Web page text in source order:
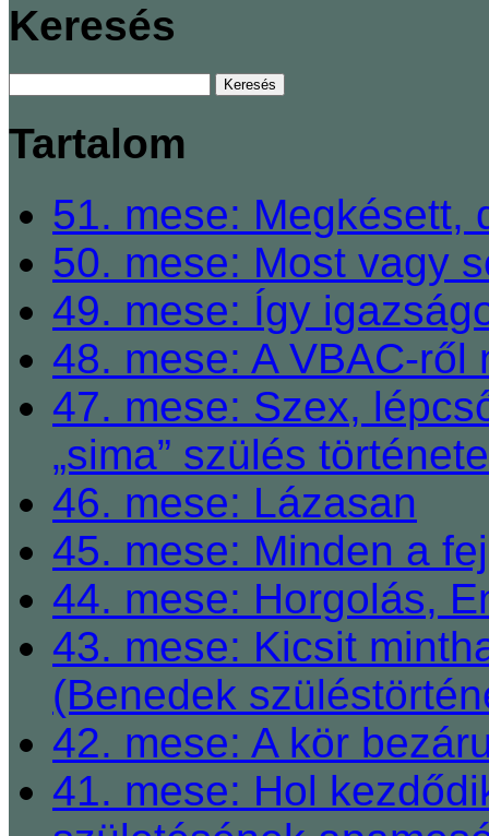
Keresés
Tartalom
51. mese: Megkésett,
50. mese: Most vagy
49. mese: Így
48. mese: A VBAC-
47. mese: Szex,
„sima” szülés
46. mese: Lázasan
45. mese: Minden a
44. mese: Horgolás,
43. mese: Kicsit
(Benedek
42. mese: A kör
41. mese: Hol